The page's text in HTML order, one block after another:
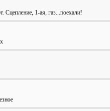
Сцепление, 1-ая, газ...поехали!